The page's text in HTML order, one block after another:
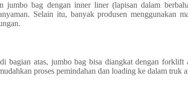
jumbo bag dengan inner liner (lapisan dalam
Selain itu, banyak produsen menggunakan
bagian atas, jumbo bag bisa diangkat dengan forklift
proses pemindahan dan loading ke dalam truk